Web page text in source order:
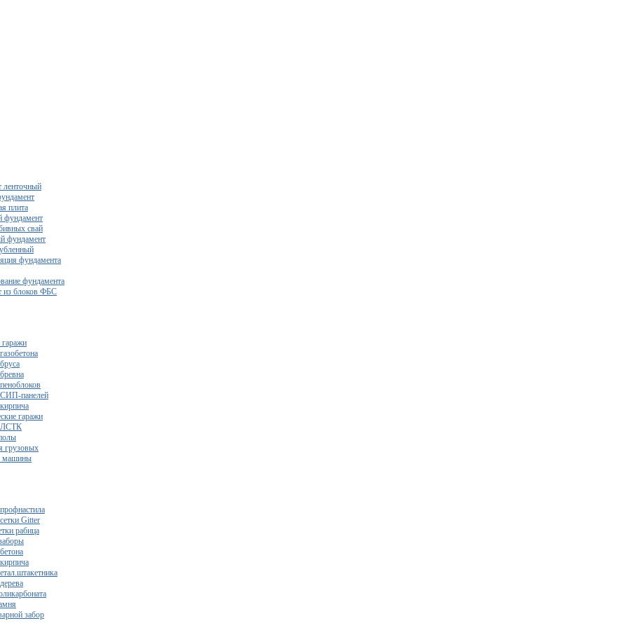
ленточный
плита
фундамент
свай
фундамент
фундамента
фундамента
из блоков ФБС
панелей
гаражи
ЛСТК
грузовых
машины
Gitter
рабица
забор